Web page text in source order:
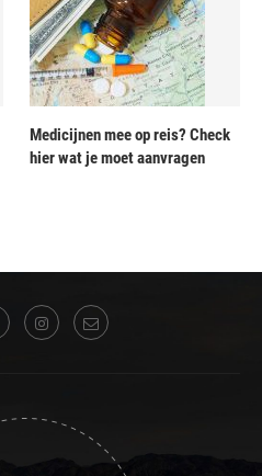
Medicijnen mee op reis? Check
hier wat je moet aanvragen